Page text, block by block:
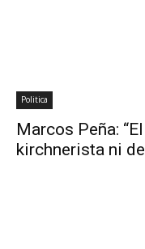
Politica
Marcos Peña:
kirchnerista ni